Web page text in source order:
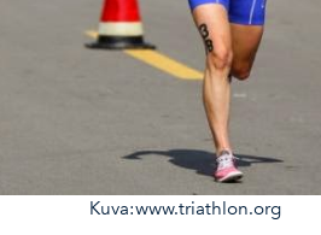
Kuva:www.triathlon.org